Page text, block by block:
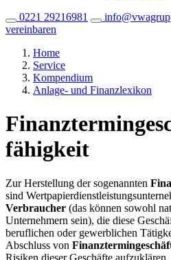
0221 29216981
vereinbaren
Home
Service
Kompendium
Anlage- und Finanzlexikon
fähigkeit
Zur Herstellung der sogenannten
sind
Verbraucher (das können sowohl
Unternehmern sein), die diese
beruflichen oder gewerblichen
Abschluss von
Risiken dieser Geschäfte aufzuklären.